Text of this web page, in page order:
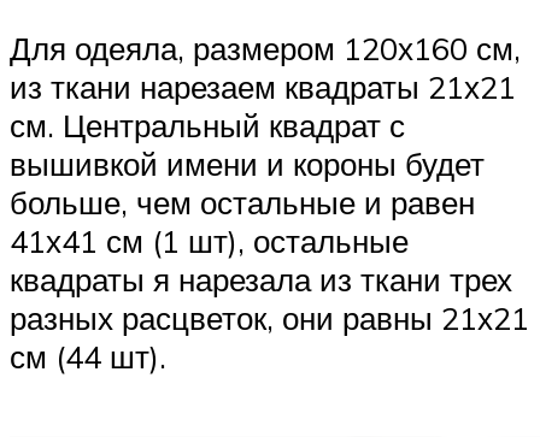
Для одеяла, размером 120х160 см,
из ткани нарезаем квадраты 21х21
см. Центральный квадрат с
вышивкой имени и короны будет
больше, чем остальные и равен
41х41 см (1 шт), остальные
квадраты я нарезала из ткани трех
разных расцветок, они равны 21х21
см (44 шт).